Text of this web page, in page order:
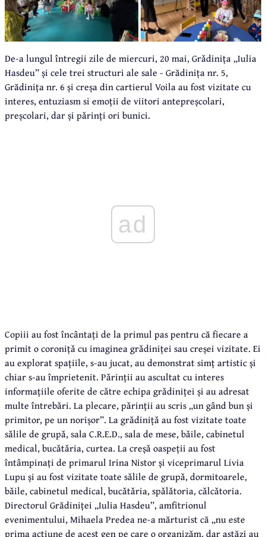
De-a lungul întregii zile de miercuri, 20 mai, Grǎdinița „Iulia
Hasdeu” și cele trei structuri ale sale - Grădinița nr. 5,
Grădinița nr. 6 și creșa din cartierul Voila au fost vizitate cu
interes, entuziasm si emoții de viitori antepreșcolari,
preșcolari, dar și pǎrinți ori bunici.
ad
Copiii au fost încântați de la primul pas pentru că fiecare a
primit o coronițǎ cu imaginea grǎdiniței sau creșei vizitate. Ei
au explorat spațiile, s-au jucat, au demonstrat simț artistic și
chiar s-au împrietenit. Pǎrinții au ascultat cu interes
informațiile oferite de cǎtre echipa grǎdiniței și au adresat
multe întrebǎri. La plecare, pǎrinții au scris „un gând bun și
primitor, pe un norișor”. La grǎdinițǎ au fost vizitate toate
sǎlile de grupǎ, sala C.R.E.D., sala de mese, bǎile, cabinetul
medical, bucǎtǎria, curtea. La creșǎ oaspeții au fost
întâmpinați de primarul Irina Nistor și viceprimarul Livia
Lupu și au fost vizitate toate sǎlile de grupǎ, dormitoarele,
bǎile, cabinetul medical, bucǎtǎria, spǎlǎtoria, cǎlcǎtoria.
Directorul Grădiniței „Iulia Hasdeu”, amfitrionul
evenimentului, Mihaela Predea ne-a mărturist că „nu este
prima acțiune de acest gen pe care o organizăm, dar astăzi au